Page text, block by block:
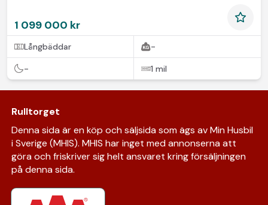
1 099 000 kr
Långbäddar -
- 1 mil
Rulltorget
Denna sida är en köp och säljsida som ägs av Min Husbil
i Sverige (MHIS). MHIS har inget med annonserna att
göra och friskriver sig helt ansvaret kring försäljningen
på denna sida.